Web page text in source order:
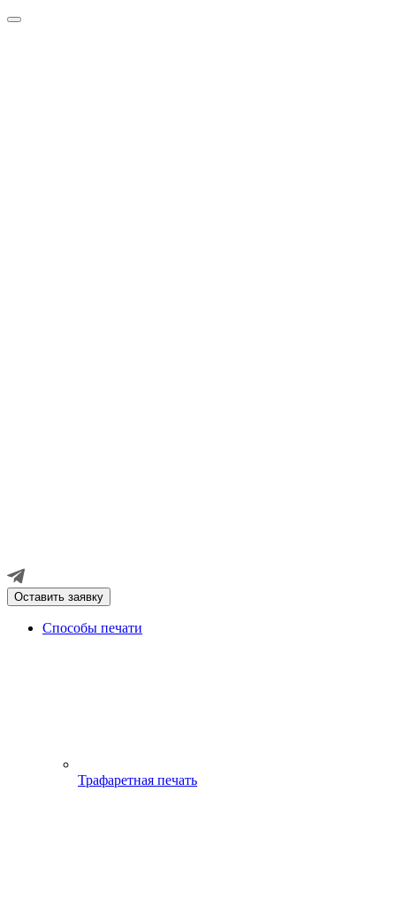
Оставить заявку
Способы печати
Трафаретная печать